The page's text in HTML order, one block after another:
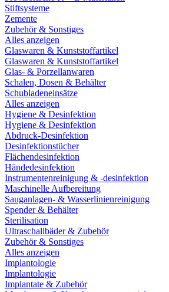
Stiftsysteme
Zemente
Zubehör & Sonstiges
Alles anzeigen
Glaswaren & Kunststoffartikel
Glaswaren & Kunststoffartikel
Glas- & Porzellanwaren
Schalen, Dosen & Behälter
Schubladeneinsätze
Alles anzeigen
Hygiene & Desinfektion
Hygiene & Desinfektion
Abdruck-Desinfektion
Desinfektionstücher
Flächendesinfektion
Händedesinfektion
Instrumentenreinigung & -desinfektion
Maschinelle Aufbereitung
Sauganlagen- & Wasserlinienreinigung
Spender & Behälter
Sterilisation
Ultraschallbäder & Zubehör
Zubehör & Sonstiges
Alles anzeigen
Implantologie
Implantologie
Implantate & Zubehör